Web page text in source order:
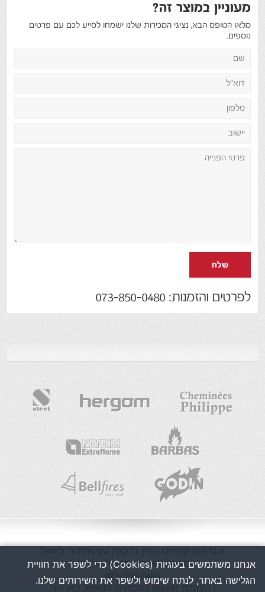
מעוניין במוצר זה?
מלאו הטופס הבא, נציגי המכירות שלנו ישמחו לסייע לכם עם פרטים
נוספים.
שלח
לפרטים והזמנות: 073-850-0480
מכירה ושרות בפריסה ארצית
073-850-0480
| הצהרת נגישות
אנחנו משתמשים בעוגיות (Cookies) כדי לשפר את חוויית
הגלישה באתר, לנתח שימוש ולשפר את השירותים שלנו.